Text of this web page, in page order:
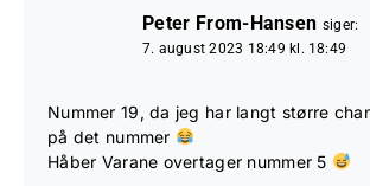
Peter From-Hansen siger:
7. august 2023 18:49 kl. 18:49
Nummer 19, da jeg har langt større
på det nummer
Håber Varane overtager nummer 5